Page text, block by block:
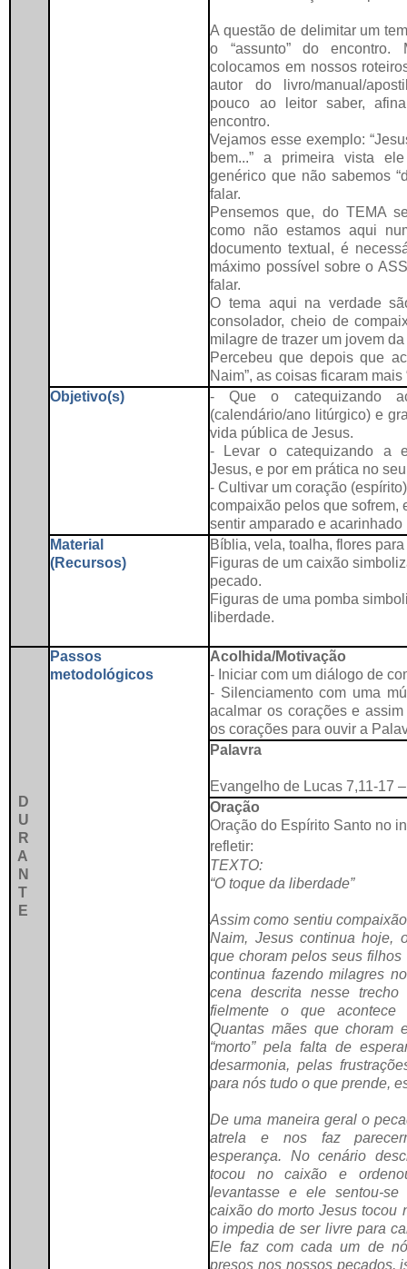
A questão de delimitar um
o “assunto” do
colocamos em nossos
autor do livro/manual/
pouco ao leitor saber,
encontro.
Vejamos esse exemplo:
bem...” a primeira vista
genérico que não sabemos
falar.
Pensemos que, do TEMA
como não estamos aqui
documento textual, é
máximo possível sobre o
falar.
O tema aqui na verdade
consolador, cheio de
milagre de trazer um jovem
Percebeu que depois que
Naim”, as coisas ficaram mais
Objetivo(s)
- Que o catequizando
(calendário/ano litúrgico) e
vida pública de Jesus.
- Levar o catequizando a
Jesus, e por em prática no
- Cultivar um coração
compaixão pelos que sofrem,
sentir amparado e acarinhado
Material
(Recursos)
Bíblia, vela, toalha, flores
Figuras de um caixão
pecado.
Figuras de uma pomba
liberdade.
D
U
R
A
N
T
E
Passos
metodológicos
Acolhida/Motivação
- Iniciar com um diálogo de
- Silenciamento com uma
acalmar os corações e
os corações para ouvir a
Palavra
Evangelho de Lucas 7,11-17
Oração
Oração do Espírito Santo no
refletir:
TEXTO:
“O toque da liberdade”
Assim como sentiu
Naim, Jesus continua hoje,
que choram pelos seus filhos
continua fazendo milagres
cena descrita nesse trecho
fielmente o que
Quantas mães que choram
“morto” pela falta de
desarmonia, pelas
para nós tudo o que prende,
De uma maneira geral o
atrela e nos faz
esperança. No cenário
tocou no caixão e
levantasse e ele sentou-
caixão do morto Jesus tocou
o impedia de ser livre para
Ele faz com cada um de
presos nos nossos pecados,